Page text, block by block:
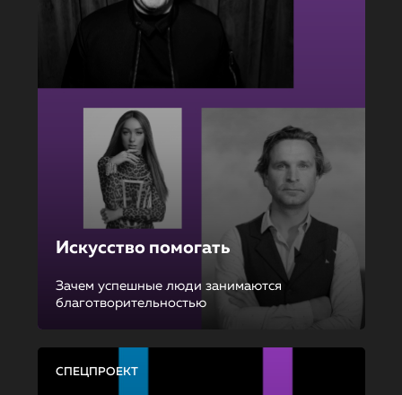
Искусство помогать
Зачем успешные люди занимаются
благотворительностью
СПЕЦПРОЕКТ